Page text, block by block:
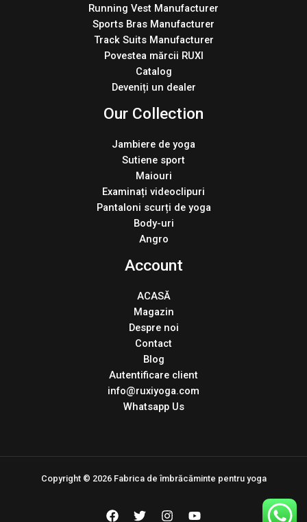
Running Vest Manufacturer
Sports Bras Manufacturer
Track Suits Manufacturer
Povestea mărcii RUXI
Catalog
Deveniți un dealer
Our Collection
Jambiere de yoga
Sutiene sport
Maiouri
Examinați videoclipuri
Pantaloni scurți de yoga
Body-uri
Angro
Account
ACASĂ
Magazin
Despre noi
Contact
Blog
Autentificare client
info@ruxiyoga.com
Whatsapp Us
Copyright © 2026 Fabrica de îmbrăcăminte pentru yoga